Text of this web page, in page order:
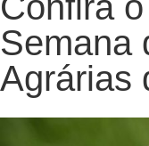
Semana
Agrárias